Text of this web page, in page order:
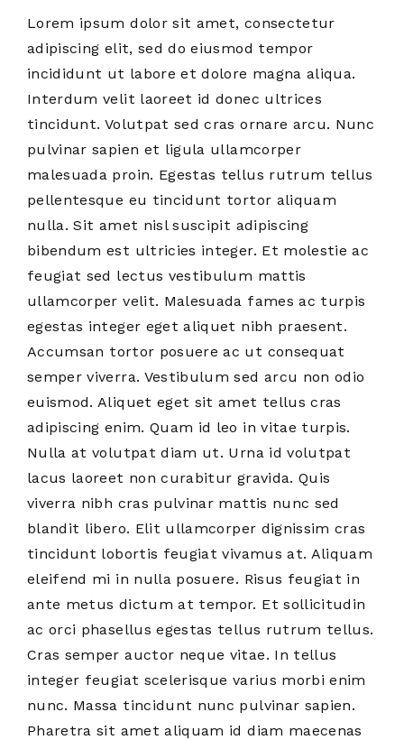
Lorem ipsum dolor sit amet, consectetur
adipiscing elit, sed do eiusmod tempor
incididunt ut labore et dolore magna aliqua.
Interdum velit laoreet id donec ultrices
tincidunt. Volutpat sed cras ornare arcu. Nunc
pulvinar sapien et ligula ullamcorper
malesuada proin. Egestas tellus rutrum tellus
pellentesque eu tincidunt tortor aliquam
nulla. Sit amet nisl suscipit adipiscing
bibendum est ultricies integer. Et molestie ac
feugiat sed lectus vestibulum mattis
ullamcorper velit. Malesuada fames ac turpis
egestas integer eget aliquet nibh praesent.
Accumsan tortor posuere ac ut consequat
semper viverra. Vestibulum sed arcu non odio
euismod. Aliquet eget sit amet tellus cras
adipiscing enim. Quam id leo in vitae turpis.
Nulla at volutpat diam ut. Urna id volutpat
lacus laoreet non curabitur gravida. Quis
viverra nibh cras pulvinar mattis nunc sed
blandit libero. Elit ullamcorper dignissim cras
tincidunt lobortis feugiat vivamus at. Aliquam
eleifend mi in nulla posuere. Risus feugiat in
ante metus dictum at tempor. Et sollicitudin
ac orci phasellus egestas tellus rutrum tellus.
Cras semper auctor neque vitae. In tellus
integer feugiat scelerisque varius morbi enim
nunc. Massa tincidunt nunc pulvinar sapien.
Pharetra sit amet aliquam id diam maecenas